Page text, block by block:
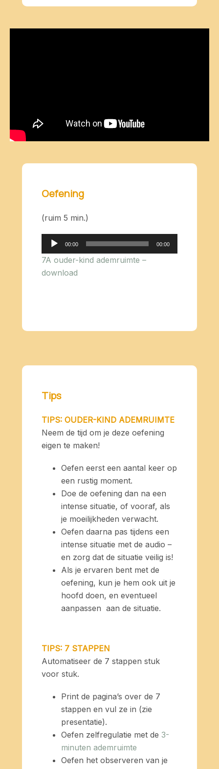
Oefening
(ruim 5 min.)
Audiospeler
00:00 00:00
7A ouder-kind ademruimte –
download
Tips
TIPS: OUDER-KIND ADEMRUIMTE
Neem de tijd om je deze oefening
eigen te maken!
Oefen eerst een aantal keer op
een rustig moment.
Doe de oefening dan na een
intense situatie, of vooraf, als
je moeilijkheden verwacht.
Oefen daarna pas tijdens een
intense situatie met de audio –
en zorg dat de situatie veilig is!
Als je ervaren bent met de
oefening, kun je hem ook uit je
hoofd doen, en eventueel
aanpassen aan de situatie.
TIPS: 7 STAPPEN
Automatiseer de 7 stappen stuk
voor stuk.
Print de pagina’s over de 7
stappen en vul ze in (zie
presentatie).
Oefen zelfregulatie met de 3-
minuten ademruimte
Oefen het observeren van je